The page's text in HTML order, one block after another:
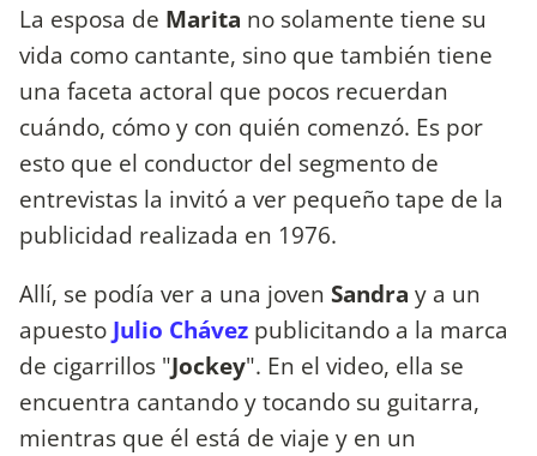
La esposa de Marita no solamente tiene su
vida como cantante, sino que también tiene
una faceta actoral que pocos recuerdan
cuándo, cómo y con quién comenzó. Es por
esto que el conductor del segmento de
entrevistas la invitó a ver pequeño tape de la
publicidad realizada en 1976.
Allí, se podía ver a una joven Sandra y a un
apuesto Julio Chávez publicitando a la marca
de cigarrillos "Jockey". En el video, ella se
encuentra cantando y tocando su guitarra,
mientras que él está de viaje y en un